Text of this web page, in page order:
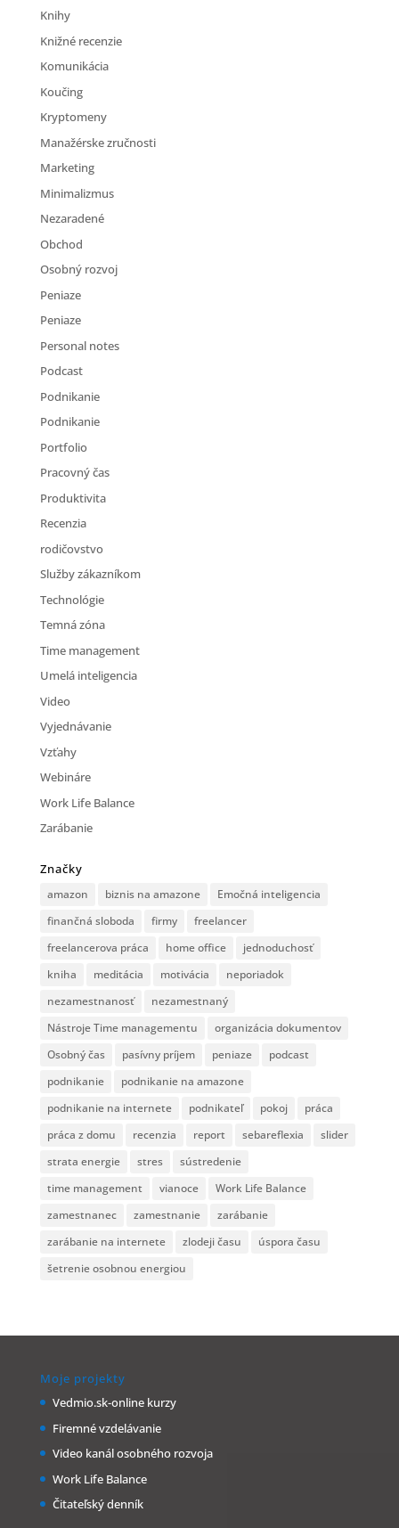
Knihy
Knižné recenzie
Komunikácia
Koučing
Kryptomeny
Manažérske zručnosti
Marketing
Minimalizmus
Nezaradené
Obchod
Osobný rozvoj
Peniaze
Peniaze
Personal notes
Podcast
Podnikanie
Podnikanie
Portfolio
Pracovný čas
Produktivita
Recenzia
rodičovstvo
Služby zákazníkom
Technológie
Temná zóna
Time management
Umelá inteligencia
Video
Vyjednávanie
Vzťahy
Webináre
Work Life Balance
Zarábanie
Značky
amazon biznis na amazone
Emočná inteligencia
finančná sloboda
firmy
freelancer
freelancerova práca
home office
jednoduchosť
kniha
meditácia motivácia
neporiadok
nezamestnanosť
nezamestnaný
Nástroje Time managementu
organizácia dokumentov
Osobný čas
pasívny príjem peniaze
podcast
podnikanie
podnikanie na amazone
podnikanie na internete
podnikateľ pokoj
práca
práca z domu
recenzia report sebareflexia
slider
strata energie
stres
sústredenie
time management
vianoce
Work Life Balance
zamestnanec
zamestnanie
zarábanie
zarábanie na internete
zlodeji času
úspora času
šetrenie osobnou energiou
Moje projekty
Vedmio.sk-online kurzy
Firemné vzdelávanie
Video kanál osobného rozvoja
Work Life Balance
Čitateľský denník